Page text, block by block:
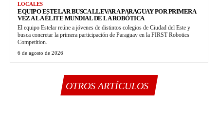
LOCALES
EQUIPO ESTELAR BUSCA LLEVAR A PARAGUAY POR PRIMERA
VEZ A LA ÉLITE MUNDIAL DE LA ROBÓTICA
El equipo Estelar reúne a jóvenes de distintos colegios de Ciudad del Este y
busca concretar la primera participación de Paraguay en la FIRST Robotics
Competition.
6 de agosto de 2026
OTROS ARTÍCULOS